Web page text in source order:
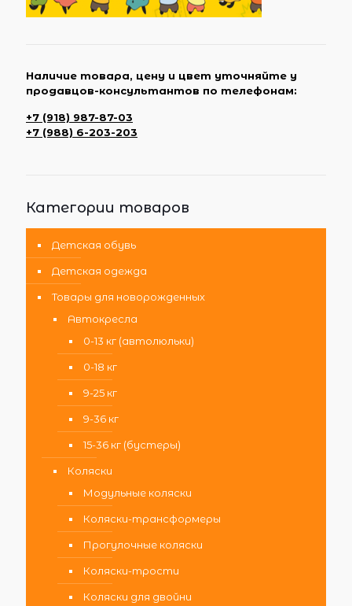
Наличие товара, цену и цвет уточняйте у
продавцов-консультантов по телефонам:
+7 (918) 987-87-03
+7 (988) 6-203-203
Категории товаров
Детская обувь
Детская одежда
Товары для новорожденных
Автокресла
0-13 кг (автолюльки)
0-18 кг
9-25 кг
9-36 кг
15-36 кг (бустеры)
Коляски
Модульные коляски
Коляски-трансформеры
Прогулочные коляски
Коляски-трости
Коляски для двойни